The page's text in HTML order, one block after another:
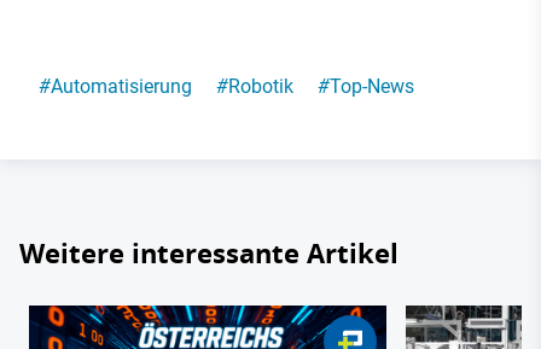
#Automatisierung #Robotik #Top-News
Weitere interessante Artikel